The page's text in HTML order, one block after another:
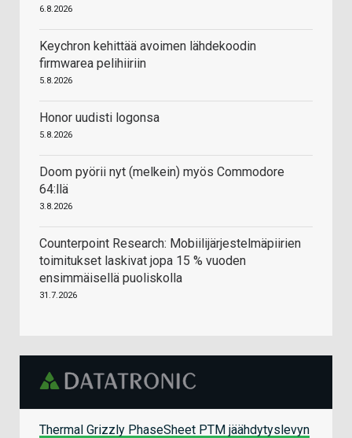
6.8.2026
Keychron kehittää avoimen lähdekoodin
firmwarea pelihiiriin
5.8.2026
Honor uudisti logonsa
5.8.2026
Doom pyörii nyt (melkein) myös Commodore
64:llä
3.8.2026
Counterpoint Research: Mobiilijärjestelmäpiirien
toimitukset laskivat jopa 15 % vuoden
ensimmäisellä puoliskolla
31.7.2026
Thermal Grizzly PhaseSheet PTM jäähdytyslevyn